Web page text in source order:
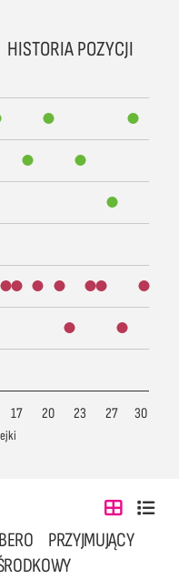
HISTORIA POZYCJI
20 27
17 23 30
PRZYJMUJĄCY